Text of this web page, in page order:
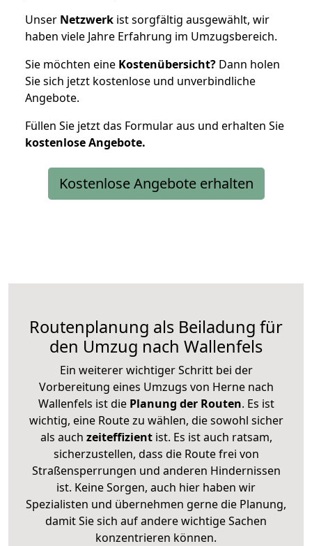
Unser Netzwerk ist sorgfältig ausgewählt, wir
haben viele Jahre Erfahrung im Umzugsbereich.
Sie möchten eine Kostenübersicht? Dann holen
Sie sich jetzt kostenlose und unverbindliche
Angebote.
Füllen Sie jetzt das Formular aus und erhalten Sie
kostenloseAngebote.
Kostenlose Angebote erhalten
Routenplanung als Beiladung für
den Umzug nach Wallenfels
Ein weiterer wichtiger Schritt bei der
Vorbereitung eines Umzugs von Herne nach
Wallenfels ist diePlanung der Routen. Es ist
wichtig, eine Route zu wählen, die sowohl sicher
als auch zeiteffizientist. Es ist auch ratsam,
sicherzustellen, dass die Route frei von
Straßensperrungen und anderen Hindernissen
ist. Keine Sorgen, auch hier haben wir
Spezialisten und übernehmen gerne die Planung,
damit Sie sich auf andere wichtige Sachen
konzentrieren können.